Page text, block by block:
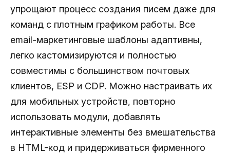
упрощают процесс создания писем даже для
команд с плотным графиком работы. Все
email-маркетинговые шаблоны адаптивны,
легко кастомизируются и полностью
совместимы с большинством почтовых
клиентов, ESP и CDP. Можно настраивать их
для мобильных устройств, повторно
использовать модули, добавлять
интерактивные элементы без вмешательства
в HTML-код и придерживаться фирменного